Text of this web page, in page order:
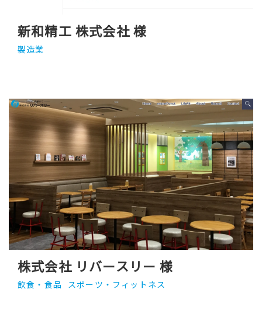
新和精工 株式会社 様
製造業
株式会社 リバースリー 様
飲食・食品 スポーツ・フィットネス